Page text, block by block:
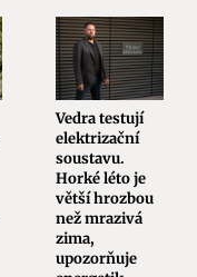
Vedra testují
elektrizační
soustavu.
Horké léto je
větší hrozbou
než mrazivá
zima,
upozorňuje